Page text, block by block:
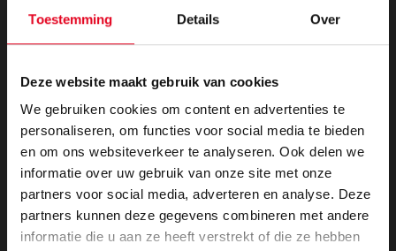
Toestemming Details Over
Deze website maakt gebruik van cookies
We gebruiken cookies om content en advertenties te
personaliseren, om functies voor social media te bieden
en om ons websiteverkeer te analyseren. Ook delen we
informatie over uw gebruik van onze site met onze
partners voor social media, adverteren en analyse. Deze
partners kunnen deze gegevens combineren met andere
informatie die u aan ze heeft verstrekt of die ze hebben
Collectie 2026
Elektrische fietsen
Elektrische fietsen heren
Sportieve elektrische fietsen
Stadsfietsen
Klantenservice
Veelgestelde vragen
Framehoogteadvies